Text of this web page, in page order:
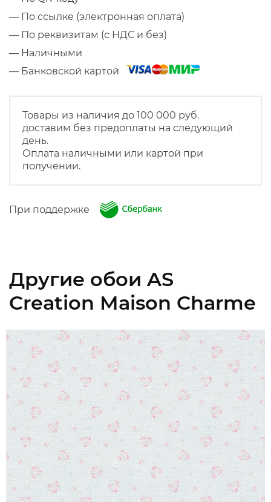
— По ссылке (электронная оплата)
— По реквизитам (с НДС и без)
— Наличными
— Банковской картой
Товары из наличия до 100 000 руб.
доставим без предоплаты на следующий
день.
Оплата наличными или картой при
получении.
При поддержке
Другие обои AS
Creation Maison Charme